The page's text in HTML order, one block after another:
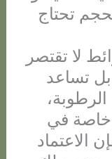
تحتاج
لا تقتصر
تساعد
خاصة في
الاعتماد